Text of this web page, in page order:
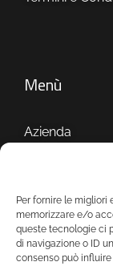
Per fornire le
memorizzare e/o
queste tecnologie ci
di navigazione o ID
consenso può
Menù
Azienda
Showroom